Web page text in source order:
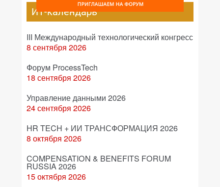
ИТ-календарь
III Международный технологический конгресс
8 сентября 2026
Форум ProcessTech
18 сентября 2026
Управление данными 2026
24 сентября 2026
HR TECH + ИИ ТРАНСФОРМАЦИЯ 2026
8 октября 2026
COMPENSATION & BENEFITS FORUM
RUSSIA 2026
15 октября 2026